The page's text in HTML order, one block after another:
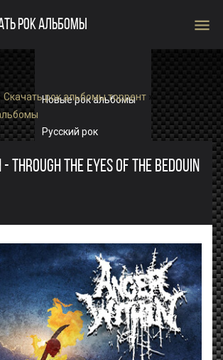
РОК АЛЬБОМЫ menu
Новые рок альбомы
Русский рок
Зарубежный рок
Рок альбомы
Скачать рок альбомы торрент »
THROUGH THE EYES OF THE BEDOUIN